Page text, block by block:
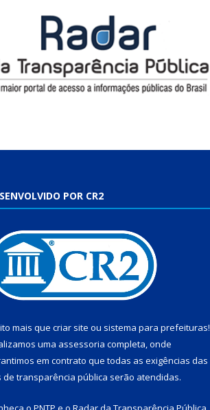
POR CR2
mais que criar site ou sistema para prefeituras!
uma assessoria completa, onde
em contrato que todas as exigências das
de transparência pública serão atendidas.